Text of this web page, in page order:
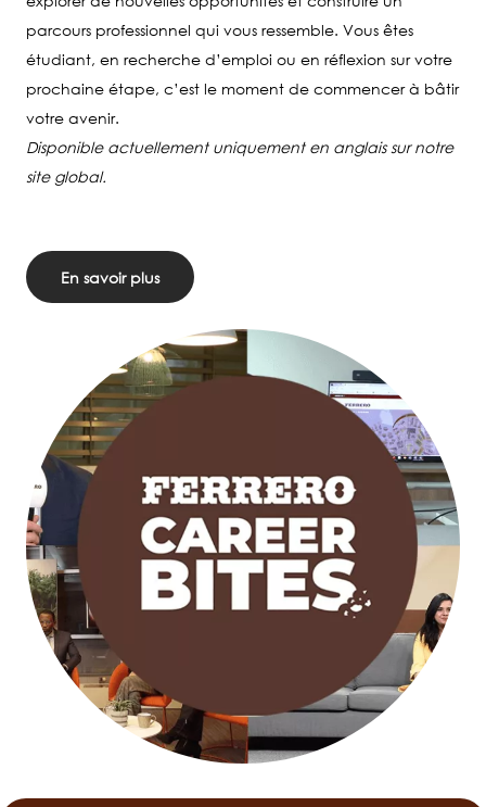
parcours professionnel qui vous ressemble. Vous êtes
étudiant, en recherche d’emploi ou en réflexion sur votre
prochaine étape, c’est le moment de commencer à bâtir
votre avenir.
Disponible actuellement uniquement en anglais sur notre
site global.
En savoir plus